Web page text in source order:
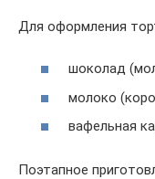
Для оформления
шоколад
молоко
вафельная
Поэтапное